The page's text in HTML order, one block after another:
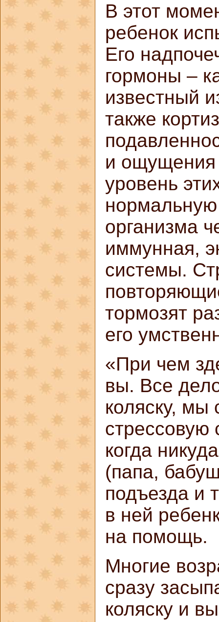
В этот
ребенок
Его
гормоны –
известный
также
и ощущения
уровень
организма
иммунная,
системы.
тормозят
его
«При чем
вы. Все
коляску, мы
стрессовую
когда
(папа,
подъезда и
в ней
на помощь.
Многие
сразу
коляску и